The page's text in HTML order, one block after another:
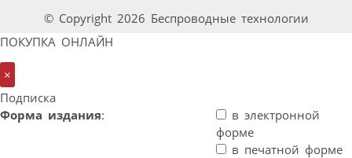
© Copyright 2026 Беспроводные технологии
ПОКУПКА ОНЛАЙН
×
Подписка
Форма издания:
в электронной
форме
в печатной форме